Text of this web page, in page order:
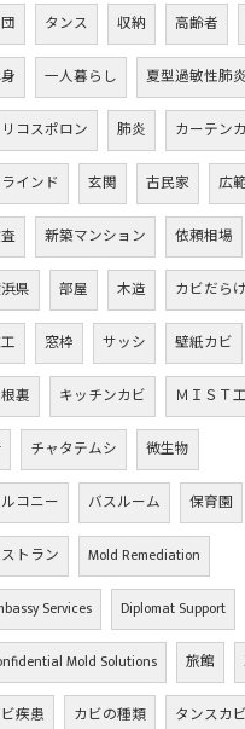
タンス 収納 高齢者
一人暮らし 夏型過敏性肺炎
リコスポロン 肺炎 カーテン
インド 玄関 古民家 広
新築マンション 依頼相場
県 部屋 木造 カビだらけ
窓枠 サッシ 壁紙カビ
裏 キッチンカビ ＭＩＳＴ
チャタテムシ 微生物
コニー バスルーム 保育園
ストラン Mold Remediation
Services Diplomat Support
Mold Solutions 旅館
疾患 カビの種類 タンスカビ